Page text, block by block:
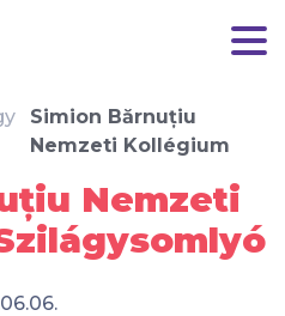
Simion Bărnuțiu
Nemzeti Kollégium
Nemzeti